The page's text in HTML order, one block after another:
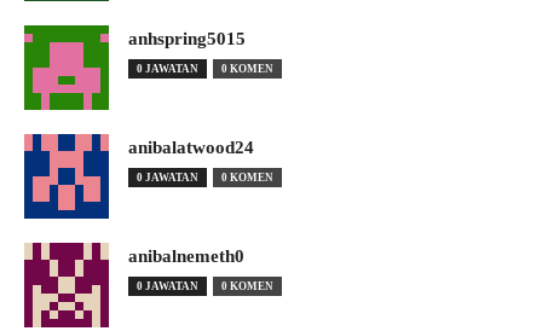
anhspring5015
0 JAWATAN 0 KOMEN
anibalatwood24
0 JAWATAN 0 KOMEN
anibalnemeth0
0 JAWATAN 0 KOMEN